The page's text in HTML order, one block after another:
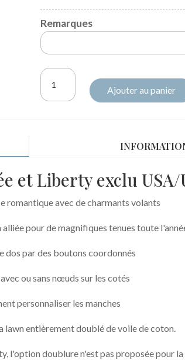
Remarques
quantité
Liberty
Exclu
Ajouter au panier
et Liberty exclu USA/
romantique avec de charmants volants
pour de magnifiques tenues toute
dos par des boutons coordonnés
ou sans nœuds sur les cotés
personnaliser les manches
lawn entièrement doublé de voile de coton.
l'option doublure n'est pas proposée pour